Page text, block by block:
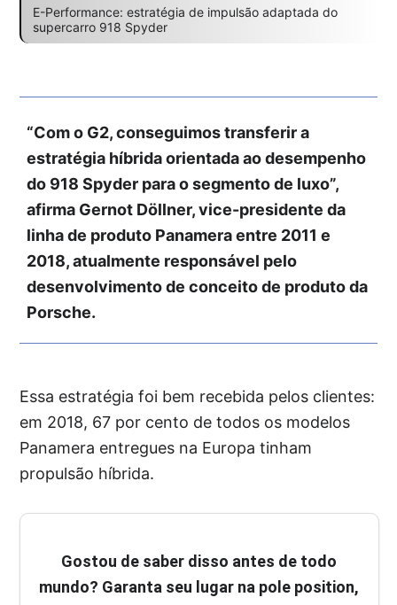
E-Performance: estratégia de impulsão adaptada do
supercarro 918 Spyder
“Com o G2, conseguimos transferir a
estratégia híbrida orientada ao desempenho
do 918 Spyder para o segmento de luxo”,
afirma Gernot Döllner, vice-presidente da
linha de produto Panamera entre 2011 e
2018, atualmente responsável pelo
desenvolvimento de conceito de produto da
Porsche.
Essa estratégia foi bem recebida pelos clientes:
em 2018, 67 por cento de todos os modelos
Panamera entregues na Europa tinham
propulsão híbrida.
Gostou de saber disso antes de todo
mundo? Garanta seu lugar na pole position,